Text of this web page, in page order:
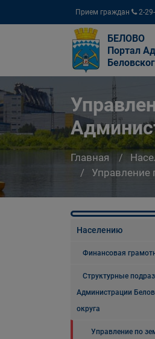
Прием граждан 2-
БЕЛОВО
Портал
Главная
Управление
Населению
Финансовая
Структурные
Администрации
округа
Управление по